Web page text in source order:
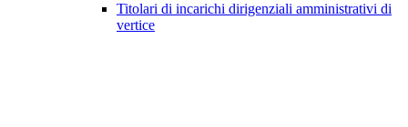
Titolari di incarichi dirigenziali amministrativi di
vertice